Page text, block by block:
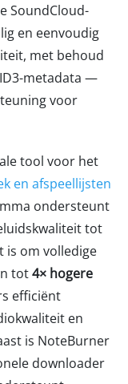
SoundCloud-
en eenvoudig
met behoud
metadata —
voor
tool voor het
en afspeellijsten
ondersteunt
tot
is om volledige
tot4× hogere
efficiënt
en
is NoteBurner
downloader